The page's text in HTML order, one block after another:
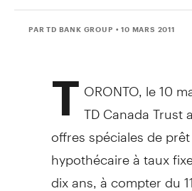
PAR TD BANK GROUP • 10 MARS 2011
T ORONTO, le 10
TD Canada Trust
offres spéciales de prêt
hypothécaire à taux
dix ans, à compter du